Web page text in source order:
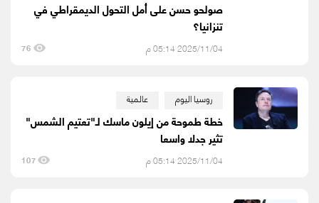
صولحو حسن على أمل التحول الديمقراطي في
تنزانيا؟
2025/11/04 05:14 م 76
روسيا اليوم عالمية
خطة طموحة من إيلون ماسك لـ"تعتيم الشمس"
تثير جدلا واسعا
2025/11/04 05:14 م 107